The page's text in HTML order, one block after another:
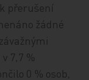
přerušení
žádné
7,7 %
0 % osob,